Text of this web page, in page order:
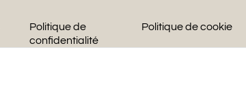
Politique de
confidentialité
Politique de cookie